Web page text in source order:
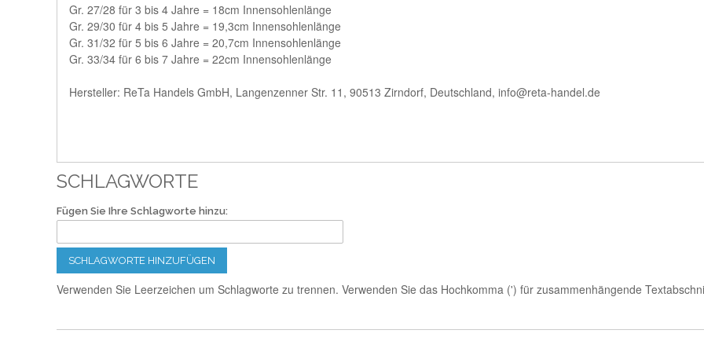
Gr. 27/28 für 3 bis 4 Jahre = 18cm Innensohlenlänge
Gr. 29/30 für 4 bis 5 Jahre = 19,3cm Innensohlenlänge
Gr. 31/32 für 5 bis 6 Jahre = 20,7cm Innensohlenlänge
Gr. 33/34 für 6 bis 7 Jahre = 22cm Innensohlenlänge
Hersteller: ReTa Handels GmbH, Langenzenner Str. 11, 90513 Zirndorf, Deutschland, info@reta-handel.de
SCHLAGWORTE
Fügen Sie Ihre Schlagworte hinzu:
SCHLAGWORTE HINZUFÜGEN
Verwenden Sie Leerzeichen um Schlagworte zu trennen. Verwenden Sie das Hochkomma (') für zusammenhängende